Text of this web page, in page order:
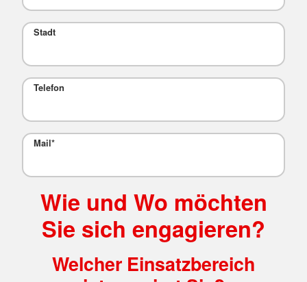
Stadt
Telefon
Mail*
Wie und Wo möchten
Sie sich engagieren?
Welcher Einsatzbereich